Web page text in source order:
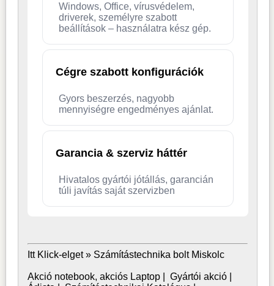
Windows, Office, vírusvédelem,
driverek, személyre szabott
beállítások – használatra kész gép.
Cégre szabott konfigurációk
Gyors beszerzés, nagyobb
mennyiségre engedményes ajánlat.
Garancia & szerviz háttér
Hivatalos gyártói jótállás, garancián
túli javítás saját szervizben
Itt Klick-elget » Számítástechnika bolt Miskolc
Akció notebook, akciós Laptop |Gyártói akció